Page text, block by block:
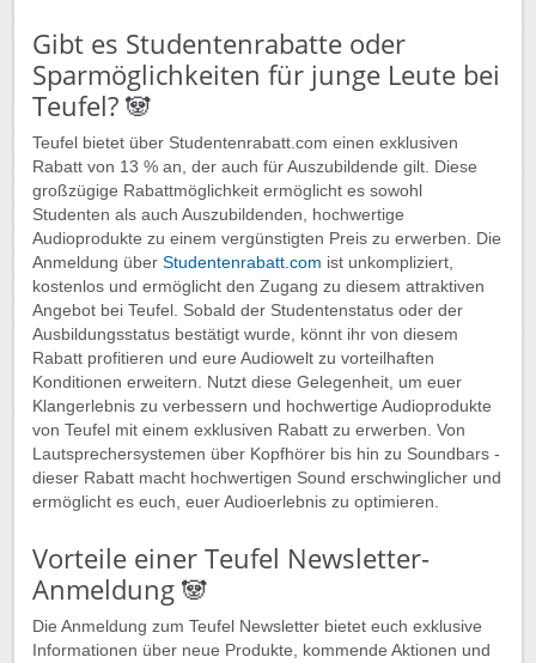
Gibt es Studentenrabatte oder
Sparmöglichkeiten für junge Leute bei
Teufel? 🐼
Teufel bietet über Studentenrabatt.com einen exklusiven
Rabatt von 13 % an, der auch für Auszubildende gilt. Diese
großzügige Rabattmöglichkeit ermöglicht es sowohl
Studenten als auch Auszubildenden, hochwertige
Audioprodukte zu einem vergünstigten Preis zu erwerben. Die
Anmeldung über Studentenrabatt.com ist unkompliziert,
kostenlos und ermöglicht den Zugang zu diesem attraktiven
Angebot bei Teufel. Sobald der Studentenstatus oder der
Ausbildungsstatus bestätigt wurde, könnt ihr von diesem
Rabatt profitieren und eure Audiowelt zu vorteilhaften
Konditionen erweitern. Nutzt diese Gelegenheit, um euer
Klangerlebnis zu verbessern und hochwertige Audioprodukte
von Teufel mit einem exklusiven Rabatt zu erwerben. Von
Lautsprechersystemen über Kopfhörer bis hin zu Soundbars -
dieser Rabatt macht hochwertigen Sound erschwinglicher und
ermöglicht es euch, euer Audioerlebnis zu optimieren.
Vorteile einer Teufel Newsletter-
Anmeldung 🐼
Die Anmeldung zum Teufel Newsletter bietet euch exklusive
Informationen über neue Produkte, kommende Aktionen und